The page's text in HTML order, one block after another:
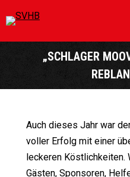
„SCHLAGER
Auch dieses Jahr war
voller Erfolg mit einer
leckeren Köstlichkeiten.
Gästen, Sponsoren,